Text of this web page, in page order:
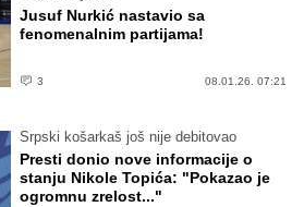
Jusuf Nurkić nastavio sa
fenomenalnim partijama!
3 08.01.26. 07:21
Srpski košarkaš još nije debitovao
Presti donio nove informacije o
stanju Nikole Topića: "Pokazao je
ogromnu zrelost..."